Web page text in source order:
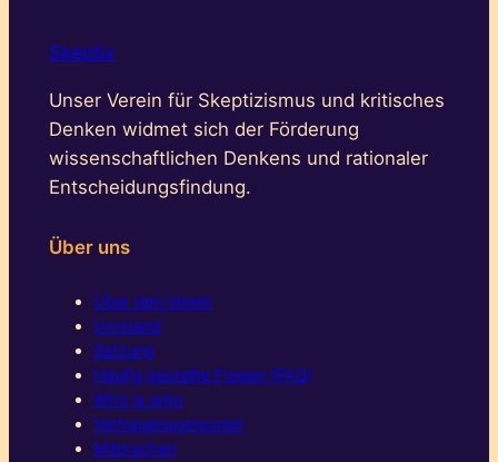
Skeptix
Unser Verein für Skeptizismus und kritisches
Denken widmet sich der Förderung
wissenschaftlichen Denkens und rationaler
Entscheidungsfindung.
Über uns
Über den Verein
Vorstand
Satzung
Häufig gestellte Fragen (FAQ)
Who is who
Vertrauenspersonen
Mitmachen